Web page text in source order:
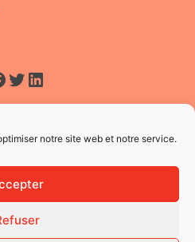
notre site web et notre service.
Twitter
LinkedIn
à Ges